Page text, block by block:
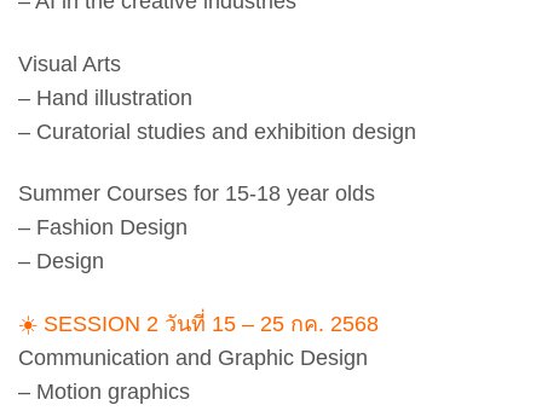
Visual Arts
– Hand illustration
– Curatorial studies and exhibition design
Summer Courses for 15-18 year olds
– Fashion Design
– Design
☀️ SESSION 2 วันที่ 15 – 25 กค. 2568
Communication and Graphic Design
– Motion graphics